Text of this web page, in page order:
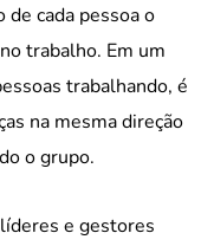
cada pessoa o
trabalho. Em um
trabalhando, é
na mesma direção
o grupo.
e gestores